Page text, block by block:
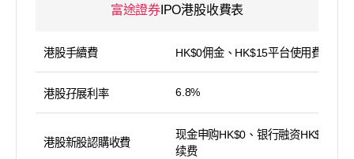
富途證券IPO港股收費表
港股手續費 HK$0佣金、HK$15平台使用費
港股孖展利率 6.8%
港股新股認購收費
现金申购HK$0、银行融资HK$100手
续费